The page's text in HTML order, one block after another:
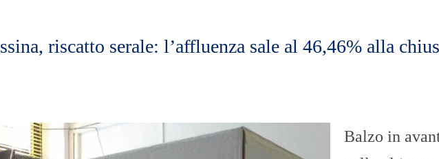
E
i
o
riscatto serale: l’affluenza sale al 46,46% alla
Balzo in